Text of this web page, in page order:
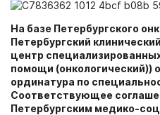
На базе Петербургского
Петербургский
центр
помощи (онкологический))
ординатура по
Соответствующее
Петербургским медико-